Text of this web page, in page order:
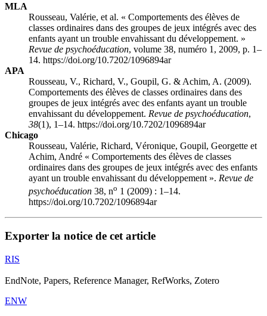
MLA
Rousseau, Valérie, et al. « Comportements des élèves de
classes ordinaires dans des groupes de jeux intégrés avec des
enfants ayant un trouble envahissant du développement. »
Revue de psychoéducation, volume 38, numéro 1, 2009, p. 1–
14. https://doi.org/10.7202/1096894ar
APA
Rousseau, V., Richard, V., Goupil, G. & Achim, A. (2009).
Comportements des élèves de classes ordinaires dans des
groupes de jeux intégrés avec des enfants ayant un trouble
envahissant du développement. Revue de psychoéducation,
38(1), 1–14. https://doi.org/10.7202/1096894ar
Chicago
Rousseau, Valérie, Richard, Véronique, Goupil, Georgette et
Achim, André « Comportements des élèves de classes
ordinaires dans des groupes de jeux intégrés avec des enfants
ayant un trouble envahissant du développement ». Revue de
psychoéducation 38, no 1 (2009) : 1–14.
https://doi.org/10.7202/1096894ar
Exporter la notice de cet article
RIS
EndNote, Papers, Reference Manager, RefWorks, Zotero
ENW